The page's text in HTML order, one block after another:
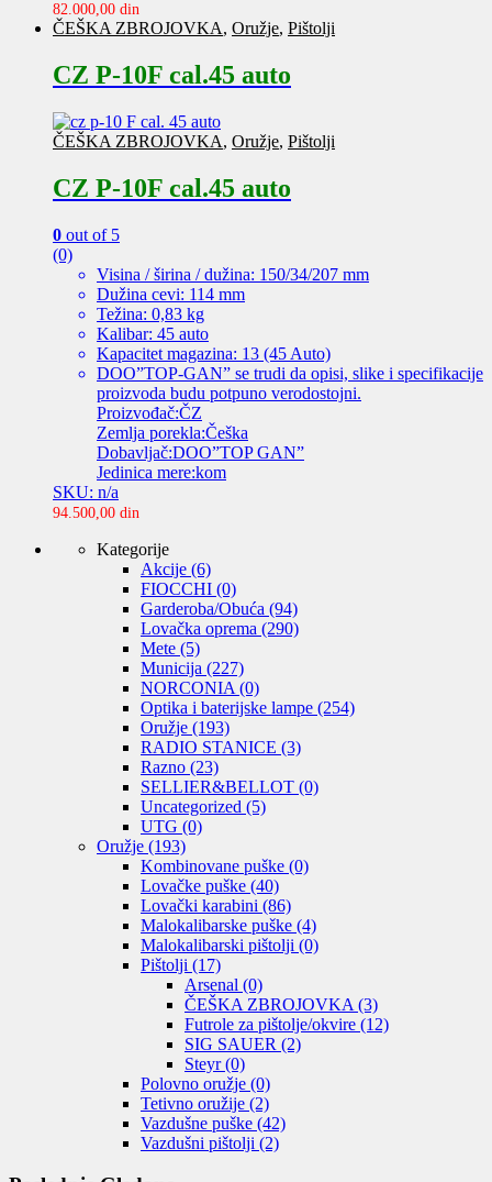
82.000,00 din
ČEŠKA ZBROJOVKA, Oružje, Pištolji
CZ P-10F cal.45 auto
ČEŠKA ZBROJOVKA, Oružje, Pištolji
CZ P-10F cal.45 auto
0 out of 5
(0)
Visina / širina / dužina: 150/34/207 mm
Dužina cevi: 114 mm
Težina: 0,83 kg
Kalibar: 45 auto
Kapacitet magazina: 13 (45 Auto)
DOO”TOP-GAN” se trudi da opisi, slike i specifikacije
proizvoda budu potpuno verodostojni.
Proizvođač:ČZ
Zemlja porekla:Češka
Dobavljač:DOO”TOP GAN”
Jedinica mere:kom
SKU: n/a
94.500,00 din
Kategorije
Akcije (6)
FIOCCHI (0)
Garderoba/Obuća (94)
Lovačka oprema (290)
Mete (5)
Municija (227)
NORCONIA (0)
Optika i baterijske lampe (254)
Oružje (193)
RADIO STANICE (3)
Razno (23)
SELLIER&BELLOT (0)
Uncategorized (5)
UTG (0)
Oružje (193)
Kombinovane puške (0)
Lovačke puške (40)
Lovački karabini (86)
Malokalibarske puške (4)
Malokalibarski pištolji (0)
Pištolji (17)
Arsenal (0)
ČEŠKA ZBROJOVKA (3)
Futrole za pištolje/okvire (12)
SIG SAUER (2)
Steyr(0)
Polovno oružje (0)
Tetivno oružije (2)
Vazdušne puške (42)
Vazdušni pištolji (2)